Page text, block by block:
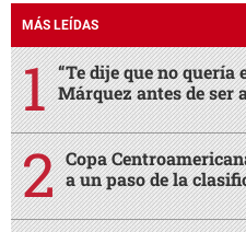
MÁS LEÍDAS
“Te dije que no quería
Márquez antes de ser
Copa
a un paso de la